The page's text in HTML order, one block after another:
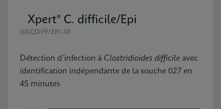
Xpert® C. difficile/Epi
GXCDIFF/EPI-10
Détection d’infection à Clostridioides difficile avec
identification indépendante de la souche 027 en
45 minutes